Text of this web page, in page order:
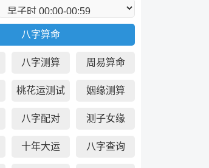
八字测算 周易算命
桃花运测试 姻缘测算
八字配对 测子女缘
十年大运 八字查询